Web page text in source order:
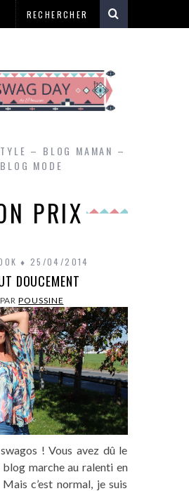
– BLOG MAMAN –
BLOG MODE
PRIX
25/04/2014
DOUCEMENT
PARPOUSSINE
! Vous avez dû le
blog marche au ralenti en
c’est normal, je suis